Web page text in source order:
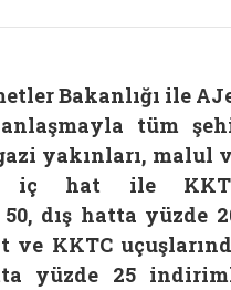
Bakanlığı ile
tüm
yakınları, malul
iç hat ile
dış hatta yüzde
KKTC
yüzde 25